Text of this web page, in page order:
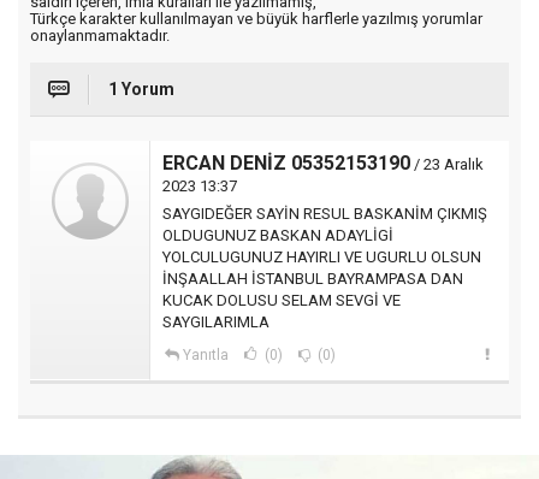
Türkçe karakter kullanılmayan ve büyük harflerle yazılmış yorumlar
onaylanmamaktadır.
1 Yorum
ERCAN DENİZ 05352153190 / 23 Aralık
2023 13:37
SAYGIDEĞER SAYİN RESUL BASKANİM ÇIKMIŞ
OLDUGUNUZ BASKAN ADAYLİGİ
YOLCULUGUNUZ HAYIRLI VE UGURLU OLSUN
İNŞAALLAH İSTANBUL BAYRAMPASA DAN
KUCAK DOLUSU SELAM SEVGİ VE
SAYGILARIMLA
Yanıtla (0) (0)